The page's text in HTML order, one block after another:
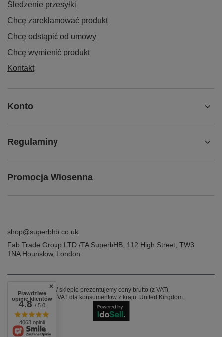
Śledzenie przesyłki
Chcę zareklamować produkt
Chcę odstąpić od umowy
Chcę wymienić produkt
Kontakt
Konto
Regulaminy
Promocja Wiosenna
shop@superbhb.co.uk
Fab Trade Group LTD /TA SuperbHB 112 High Street TW3
1NAHounslow, London
W sklepie prezentujemy ceny brutto (z VAT).
Stawki VAT dla konsumentów z kraju: United Kingdom.
Prawdziwe
opinie klientów
4.8/ 5.0
4063 opinii